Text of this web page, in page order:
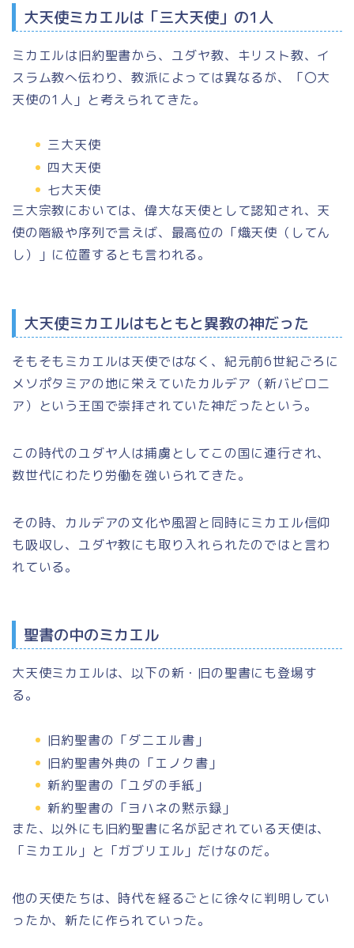
大天使ミカエルは「三大天使」の1人
ミカエルは旧約聖書から、ユダヤ教、キリスト教、イ
スラム教へ伝わり、教派によっては異なるが、
「〇大
天使の1人」 と考えられてきた。
三大天使
四大天使
七大天使
三大宗教においては、偉大な天使として認知され、天
使の階級や序列で言えば、最高位の「熾天使（してん
し）」 に位置するとも言われる。
大天使ミカエルはもともと異教の神だった
そもそもミカエルは天使ではなく、紀元前6世紀ごろに
メソポタミアの地に栄えていたカルデア（新バビロニ
ア） という王国で崇拝されていた神だったという。
この時代のユダヤ人は捕虜としてこの国に連行され、
数世代にわたり労働を強いられてきた。
その時、カルデアの文化や風習と同時にミカエル信仰
も吸収し、ユダヤ教にも取り入れられたのではと言わ
れている。
聖書の中のミカエル
大天使ミカエルは、以下の新・旧の聖書にも登場す
る。
旧約聖書の「ダニエル書」
旧約聖書外典の「エノク書」
新約聖書の「ユダの手紙」
新約聖書の「ヨハネの黙示録」
また、以外にも旧約聖書に名が記されている天使は、
「ミカエル」 と 「ガブリエル」 だけなのだ。
他の天使たちは、時代を経るごとに徐々に判明してい
ったか、新たに作られていった。